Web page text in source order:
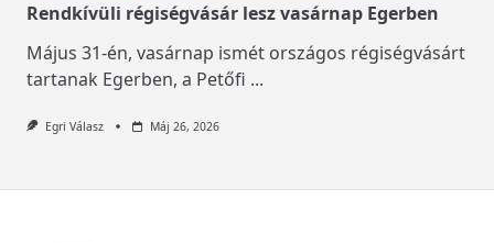
Rendkívüli régiségvásár lesz vasárnap Egerben
Május 31-én, vasárnap ismét országos régiségvásárt
tartanak Egerben, a Petőfi ...
Egri Válasz Máj 26, 2026